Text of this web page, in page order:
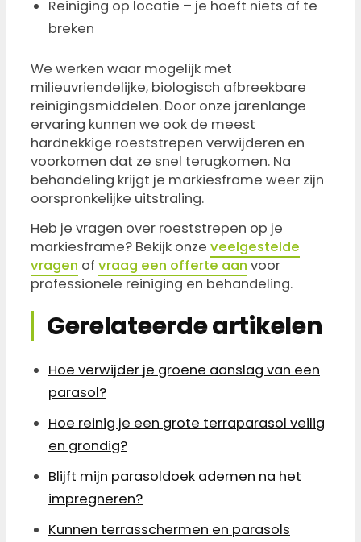
Reiniging op locatie – je hoeft niets af te
breken
We werken waar mogelijk met
milieuvriendelijke, biologisch afbreekbare
reinigingsmiddelen. Door onze jarenlange
ervaring kunnen we ook de meest
hardnekkige roeststrepen verwijderen en
voorkomen dat ze snel terugkomen. Na
behandeling krijgt je markiesframe weer zijn
oorspronkelijke uitstraling.
Heb je vragen over roeststrepen op je
markiesframe? Bekijk onze veelgestelde
vragen of vraag een offerte aan voor
professionele reiniging en behandeling.
Gerelateerde artikelen
Hoe verwijder je groene aanslag van een
parasol?
Hoe reinig je een grote terraparasol veilig
en grondig?
Blijft mijn parasoldoek ademen na het
impregneren?
Kunnen terrasschermen en parasols